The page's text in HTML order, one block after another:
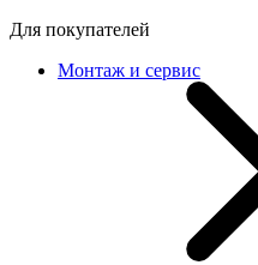
Для покупателей
Монтаж и сервис